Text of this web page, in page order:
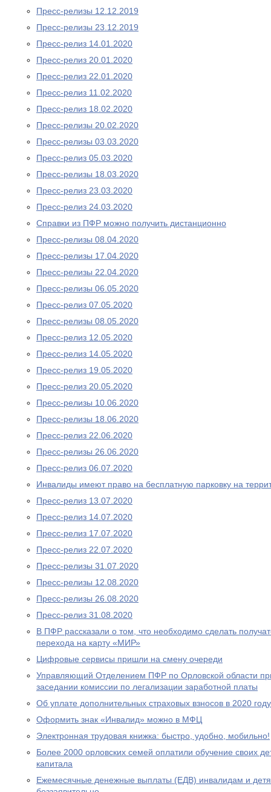
Пресс-релизы 12.12.2019
Пресс-релизы 23.12.2019
Пресс-релиз 14.01.2020
Пресс-релиз 20.01.2020
Пресс-релиз 22.01.2020
Пресс-релиз 11.02.2020
Пресс-релиз 18.02.2020
Пресс-релизы 20.02.2020
Пресс-релизы 03.03.2020
Пресс-релиз 05.03.2020
Пресс-релизы 18.03.2020
Пресс-релиз 23.03.2020
Пресс-релиз 24.03.2020
Справки из ПФР можно получить дистанционно
Пресс-релизы 08.04.2020
Пресс-релизы 17.04.2020
Пресс-релизы 22.04.2020
Пресс-релизы 06.05.2020
Пресс-релиз 07.05.2020
Пресс-релизы 08.05.2020
Пресс-релиз 12.05.2020
Пресс-релиз 14.05.2020
Пресс-релиз 19.05.2020
Пресс-релиз 20.05.2020
Пресс-релизы 10.06.2020
Пресс-релизы 18.06.2020
Пресс-релиз 22.06.2020
Пресс-релизы 26.06.2020
Пресс-релиз 06.07.2020
Инвалиды имеют право на бесплатную парковку на
Пресс-релиз 13.07.2020
Пресс-релиз 14.07.2020
Пресс-релиз 17.07.2020
Пресс-релиз 22.07.2020
Пресс-релизы 31.07.2020
Пресс-релизы 12.08.2020
Пресс-релизы 26.08.2020
Пресс-релиз 31.08.2020
В ПФР рассказали о том, что необходимо сделать
перехода на карту «МИР»
Цифровые сервисы пришли на смену очереди
Управляющий Отделением ПФР по Орловской области
заседании комиссии по легализации заработной платы
Об уплате дополнительных страховых взносов в 2020 году
Оформить знак «Инвалид» можно в МФЦ
Электронная трудовая книжка: быстро, удобно, мобильно!
Более 2000 орловских семей оплатили обучение своих
капитала
Ежемесячные денежные выплаты (ЕДВ) инвалидам и